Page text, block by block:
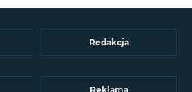
Redakcja
Reklama